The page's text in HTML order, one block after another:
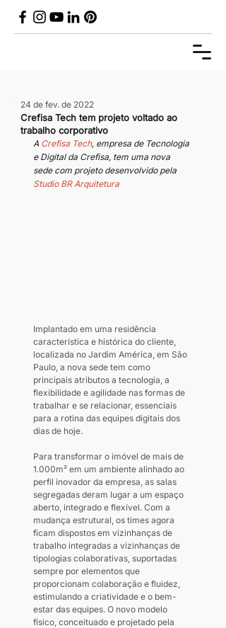
Crefisa Tech tem projeto voltado ao
trabalho corporativo
24 de fev. de 2022
A Crefisa Tech, empresa de Tecnologia
e Digital da Crefisa, tem uma nova
sede com projeto desenvolvido pela
Studio BR Arquitetura
Implantado em uma residência
característica e histórica do cliente,
localizada no Jardim América, em São
Paulo, a nova sede tem como
principais atributos a tecnologia, a
flexibilidade e agilidade nas formas de
trabalhar e se relacionar, essenciais
para a rotina das equipes digitais dos
dias de hoje.
Para transformar o imóvel de mais de
1.000m² em um ambiente alinhado ao
perfil inovador da empresa, as salas
segregadas deram lugar a um espaço
aberto, integrado e flexível. Com a
mudança estrutural, os times agora
ficam dispostos em vizinhanças de
trabalho integradas a vizinhanças de
tipologias colaborativas, suportadas
sempre por elementos que
proporcionam colaboração e fluidez,
estimulando a criatividade e o bem-
estar das equipes. O novo modelo
físico, conceituado e projetado pela